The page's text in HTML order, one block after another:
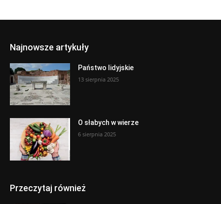
Najnowsze artykuły
Państwo lidyjskie
13 sierpnia 2025
O słabych w wierze
6 sierpnia 2025
Przeczytaj również